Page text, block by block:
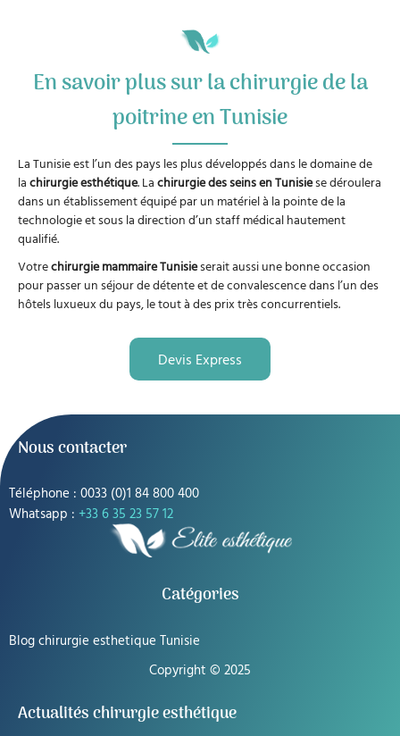
En savoir plus sur la chirurgie de la
poitrine en Tunisie
La Tunisie est l’un des pays les plus développés dans le domaine de
lachirurgie esthétique. Lachirurgie des seins en Tunisiese déroulera
dans un établissement équipé par un matériel à la pointe de la
technologie et sous la direction d’un staff médical hautement
qualifié.
Votrechirurgie mammaire Tunisieserait aussi une bonne occasion
pour passer un séjour de détente et de convalescence dans l’un des
hôtels luxueux du pays, le tout à des prix très concurrentiels.
Devis Express
Nous contacter
Téléphone : 0033 (0)1 84 800 400
Whatsapp : +33 6 35 23 57 12
Catégories
Blog chirurgie esthetique Tunisie
Copyright © 2025
Actualités chirurgie esthétique